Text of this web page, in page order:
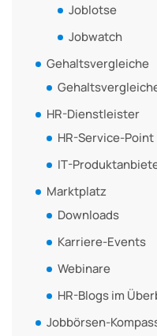
Joblotse
Jobwatch
Gehaltsvergleiche
HR-Dienstleister
HR-Service-Point
IT-
Marktplatz
Downloads
Karriere-Events
Webinare
HR-Blogs im
Jobbörsen-